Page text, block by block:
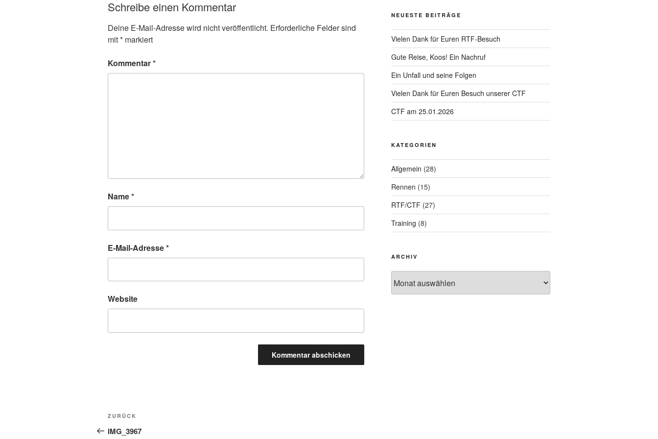
Schreibe einen Kommentar
Deine E-Mail-Adresse wird nicht veröffentlicht. Erforderliche Felder sind
mit* markiert
Kommentar*
Name*
E-Mail-Adresse*
Website
Beitragsnavigation
Vorheriger
Beitrag
ZURÜCK
IMG_3967
NEUESTE BEITRÄGE
Vielen Dank für Euren RTF-Besuch
Gute Reise, Koos! Ein Nachruf
Ein Unfall und seine Folgen
Vielen Dank für Euren Besuch unserer CTF
CTF am 25.01.2026
KATEGORIEN
Allgemein (28)
Rennen (15)
RTF/CTF(27)
Training (8)
ARCHIV